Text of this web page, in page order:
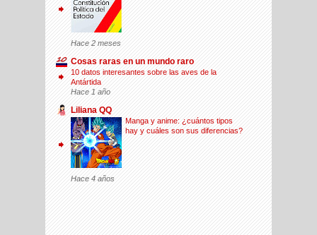
Hace 2 meses
Cosas raras en un mundo raro
10 datos interesantes sobre las aves de la
Antártida
Hace 1 año
Liliana QQ
Manga y anime: ¿cuántos tipos
hay y cuáles son sus diferencias?
Hace 4 años